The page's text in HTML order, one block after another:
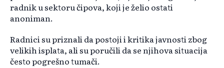
radnik u sektoru čipova, koji je želio ostati
anoniman.
Radnici su priznali da postoji i kritika javnosti zbog
velikih isplata, ali su poručili da se njihova situacija
često pogrešno tumači.